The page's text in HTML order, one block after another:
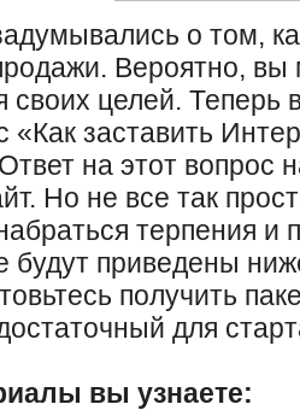
о том,
Вероятно,
своих целей. Теперь
«Как заставить
на этот вопрос
Но не все так
терпения и
будут приведены
получить
для
вы узнаете: